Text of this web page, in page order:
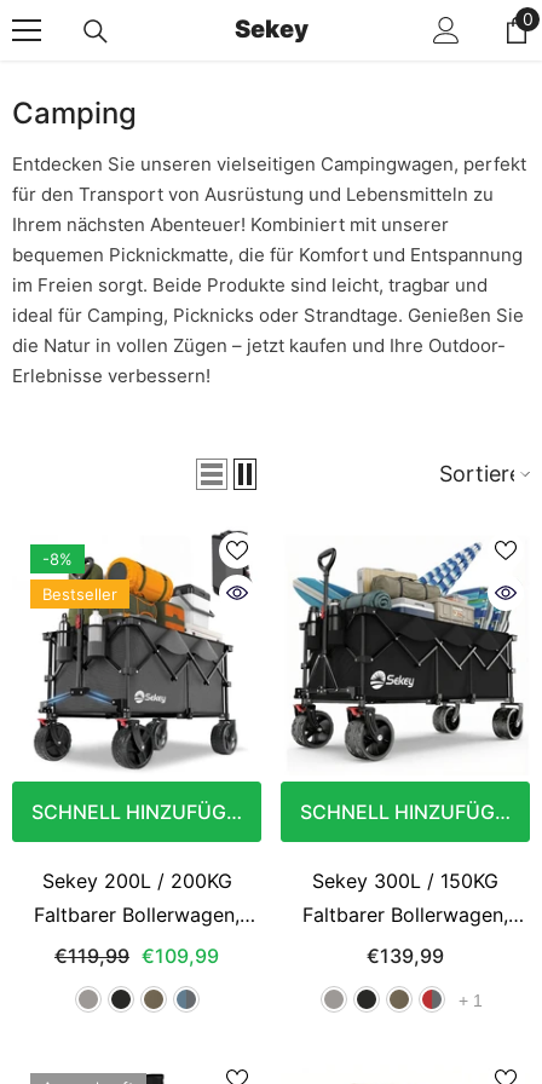
Sekey 00
Camping
Entdecken Sie unseren vielseitigen Campingwagen, perfekt
für den Transport von Ausrüstung und Lebensmitteln zu
Ihrem nächsten Abenteuer! Kombiniert mit unserer
bequemen Picknickmatte, die für Komfort und Entspannung
im Freien sorgt. Beide Produkte sind leicht, tragbar und
ideal für Camping, Picknicks oder Strandtage. Genießen Sie
die Natur in vollen Zügen – jetzt kaufen und Ihre Outdoor-
Erlebnisse verbessern!
Sortieren
-8%
Bestseller
SCHNELL HINZUFÜGEN
Sekey 200L / 200KG
Faltbarer Bollerwagen,
Patentiert
Zusammenfaltbar aus Vier
Richtungen, mit Bremsen
€119,99 €109,99
SCHNELL HINZUFÜGEN
Sekey 300L / 150KG
Faltbarer Bollerwagen,
Patentiert
Zusammenfaltbar aus Vier
Richtungen, mit Bremsen
€139,99
+ 1